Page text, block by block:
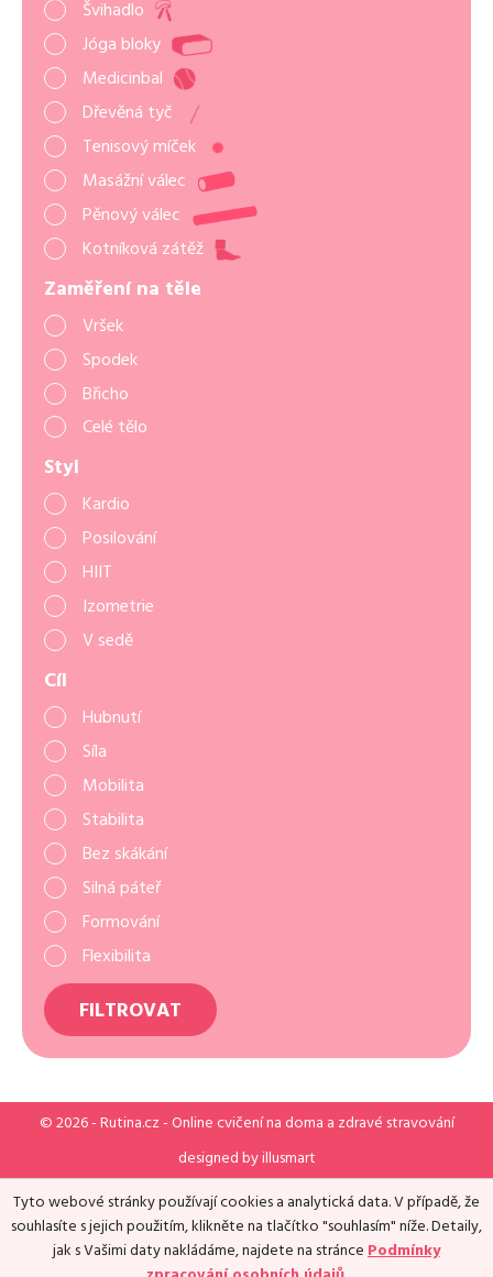
Švihadlo
Jóga bloky
Medicinbal
Dřevěná tyč
Tenisový míček
Masážní válec
Pěnový válec
Kotníková zátěž
Zaměření na těle
Vršek
Spodek
Břicho
Celé tělo
Styl
Kardio
Posilování
HIIT
Izometrie
V sedě
Cíl
Hubnutí
Síla
Mobilita
Stabilita
Bez skákání
Silná páteř
Formování
Flexibilita
FILTROVAT
© 2026 - Rutina.cz- Online cvičení na doma a zdravé stravování
designed byillusmart
Tyto webové stránky používají cookies a analytická data. V případě, že
souhlasíte s jejich použitím, klikněte na tlačítko "souhlasím" níže. Detaily,
jak s Vašimi daty nakládáme, najdete na stránce Podmínky